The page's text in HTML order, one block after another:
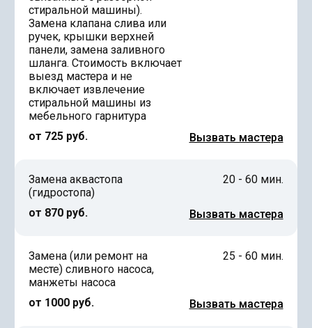
стиральной машины).
Замена клапана слива или
ручек, крышки верхней
панели, замена заливного
шланга. Стоимость включает
выезд мастера и не
включает извлечение
стиральной машины из
мебельного гарнитура
от 725 руб.
Вызвать мастера
Замена аквастопа
(гидростопа)
от 870 руб.
20 - 60 мин.
Вызвать мастера
Замена (или ремонт на
месте) сливного насоса,
манжеты насоса
от 1000 руб.
25 - 60 мин.
Вызвать мастера